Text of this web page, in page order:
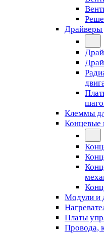
Драйверы
Клеммы
Концевые
Модули и
Платы
Провода,